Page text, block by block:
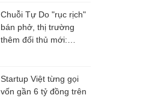
Chuỗi Tự Do "rục rịch"
bán phở, thị trường
thêm đối thủ mới:
quán nhậu và quán
nướng?
Startup Việt từng gọi
vốn gần 6 tỷ đồng trên